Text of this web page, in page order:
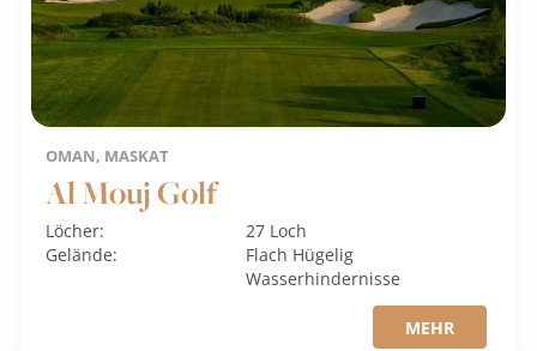
OMAN, MASKAT
Al Mouj Golf
Löcher:
27 Loch
Gelände:
Flach Hügelig
Wasserhindernisse
MEHR